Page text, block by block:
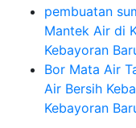
pembuatan
Mantek Air di
Kebayoran
Bor Mata Air
Air Bersih
Kebayoran